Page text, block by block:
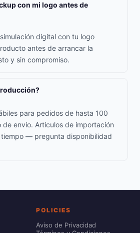
con mi logo antes de
digital con tu logo
antes de arrancar la
y sin compromiso.
para pedidos de hasta 100
de envío. Artículos de importación
tiempo — pregunta disponibilidad
POLICIES
Aviso de Privacidad